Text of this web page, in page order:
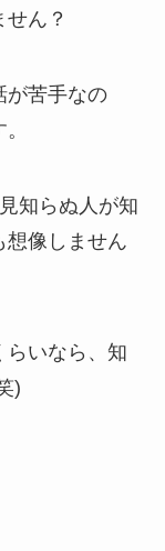
ん？
が苦手なの
知らぬ人が知
想像しません
らいなら、知
)